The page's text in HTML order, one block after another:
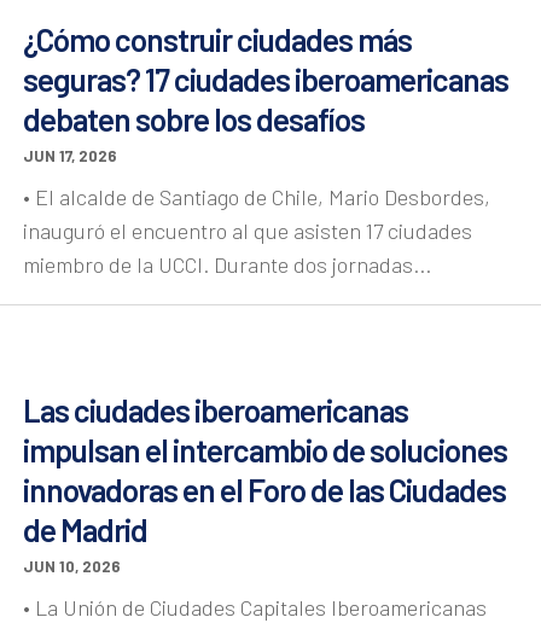
¿Cómo construir ciudades más
seguras? 17 ciudades iberoamericanas
debaten sobre los desafíos
JUN 17, 2026
• El alcalde de Santiago de Chile, Mario Desbordes,
inauguró el encuentro al que asisten 17 ciudades
miembro de la UCCI. Durante dos jornadas...
Las ciudades iberoamericanas
impulsan el intercambio de soluciones
innovadoras en el Foro de las Ciudades
de Madrid
JUN 10, 2026
• La Unión de Ciudades Capitales Iberoamericanas